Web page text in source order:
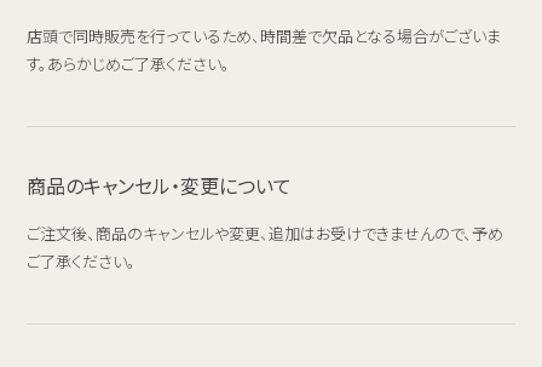
店頭で同時販売を行っているため、時間差で欠品となる場合がございま
す。あらかじめご了承ください。
商品のキャンセル・変更について
ご注文後、商品のキャンセルや変更、追加はお受けできませんので、予め
ご了承ください。